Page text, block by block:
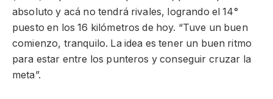
absoluto y acá no tendrá rivales, logrando el 14°
puesto en los 16 kilómetros de hoy. “Tuve un buen
comienzo, tranquilo. La idea es tener un buen ritmo
para estar entre los punteros y conseguir cruzar la
meta”.